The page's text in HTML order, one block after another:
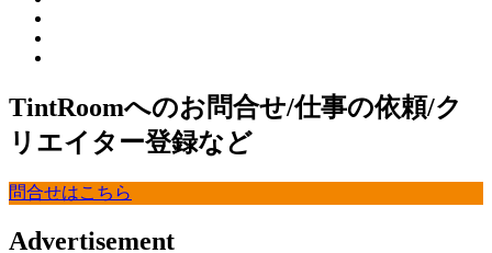
TintRoomへのお問合せ/仕事の依頼/ク
リエイター登録など
問合せはこちら
Advertisement